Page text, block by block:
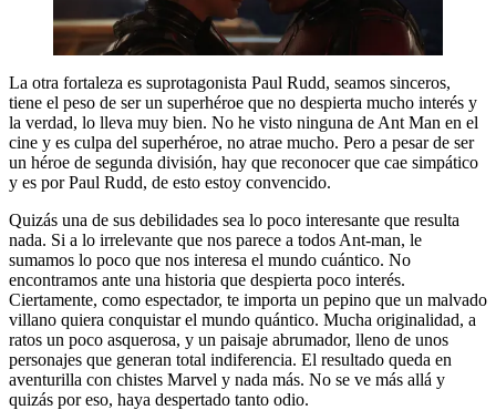
La otra fortaleza es suprotagonista Paul Rudd, seamos sinceros,
tiene el peso de ser un superhéroe que no despierta mucho interés y
la verdad, lo lleva muy bien. No he visto ninguna de Ant Man en el
cine y es culpa del superhéroe, no atrae mucho. Pero a pesar de ser
un héroe de segunda división, hay que reconocer que cae simpático
y es por Paul Rudd, de esto estoy convencido.
Quizás una de sus debilidades sea lo poco interesante que resulta
nada. Si a lo irrelevante que nos parece a todos Ant-man, le
sumamos lo poco que nos interesa el mundo cuántico. No
encontramos ante una historia que despierta poco interés.
Ciertamente, como espectador, te importa un pepino que un malvado
villano quiera conquistar el mundo quántico. Mucha originalidad, a
ratos un poco asquerosa, y un paisaje abrumador, lleno de unos
personajes que generan total indiferencia. El resultado queda en
aventurilla con chistes Marvel y nada más. No se ve más allá y
quizás por eso, haya despertado tanto odio.